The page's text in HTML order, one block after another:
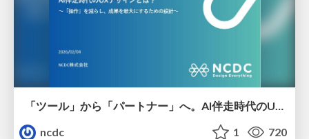
「ツール」から「パートナー」へ。AI伴走時代のUXデザインとは？～操作を減らし、成果を最大にするための設計～
ncdc
1 720